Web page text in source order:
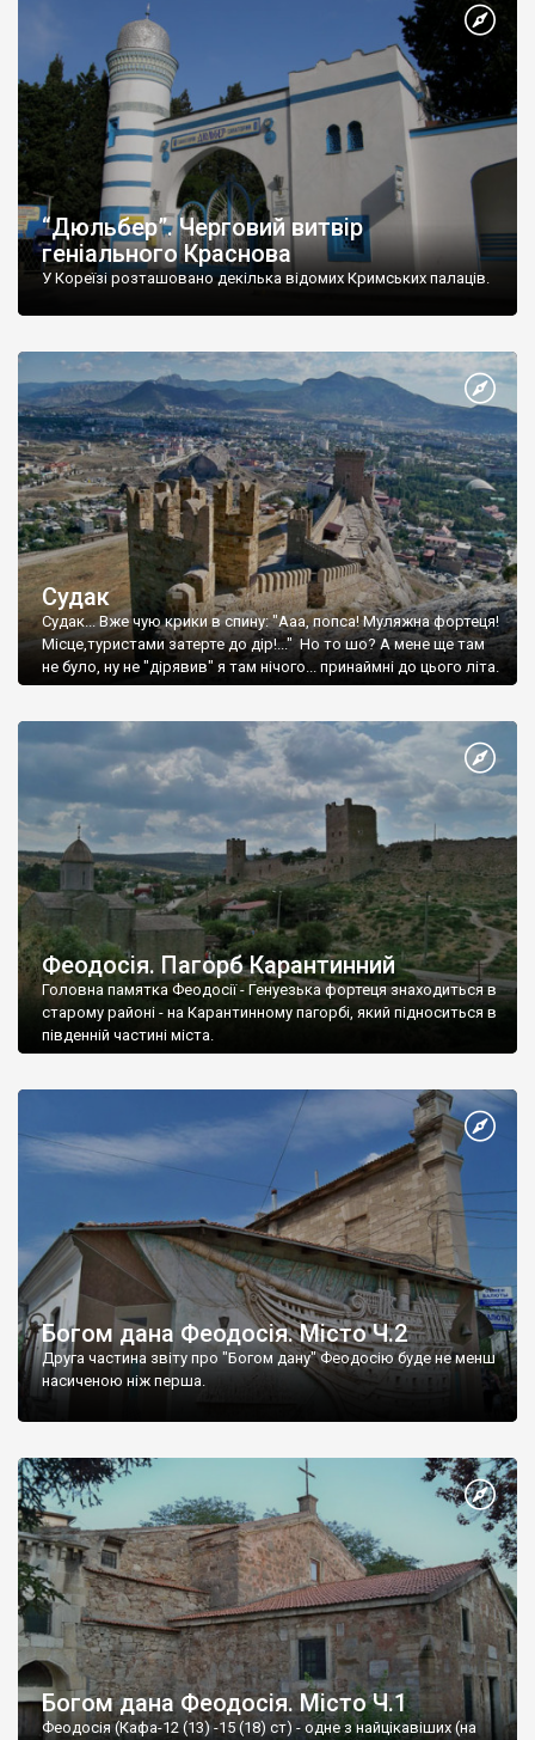
“Дюльбер”. Черговий витвір
геніального Краснова
У Кореїзі розташовано декілька відомих Кримських палаців.
Судак
Судак... Вже чую крики в спину: "Ааа, попса! Муляжна фортеця!
Місце,туристами затерте до дір!..." Но то шо? А мене ще там
не було, ну не "дірявив" я там нічого... принаймні до цього літа.
Феодосія. Пагорб Карантинний
Головна памятка Феодосії - Генуезька фортеця знаходиться в
старому районі - на Карантинному пагорбі, який підноситься в
південній частині міста.
Богом дана Феодосія. Місто Ч.2
Друга частина звіту про "Богом дану" Феодосію буде не менш
насиченою ніж перша.
Богом дана Феодосія. Місто Ч.1
Феодосія (Кафа-12 (13) -15 (18) ст) - одне з найцікавіших (на